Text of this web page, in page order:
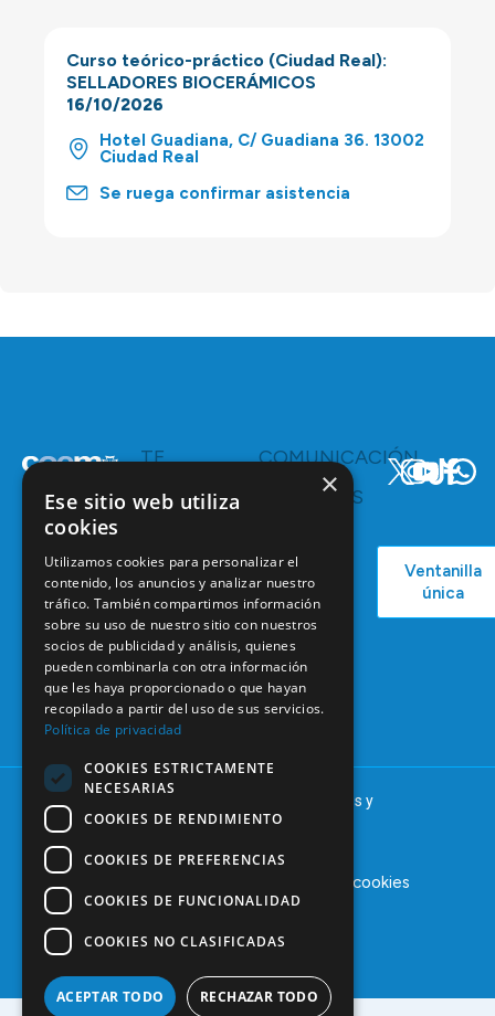
Curso teórico-práctico (Ciudad Real):
SELLADORES BIOCERÁMICOS
16/10/2026
Hotel Guadiana, C/ Guadiana 36. 13002
Ciudad Real
Se ruega confirmar asistencia
C/ Mauricio
Legendre,
28046
Madrid
91 561 29 05
informacion@coem.org.es
TE
Servicios y
Bolsa de
Empleo
Formación
Continuada
Tablón de
anuncios
COMUNICACIÓN
RECURSOS
Podcast
Actualidad
Ventanilla
única
© 2025 – COEM – Colegio Oficial de Odontólogos y
Estomatólogos de la I región
Aviso legal Política de cookies
×
Ese sitio web utiliza
cookies
Utilizamos cookies para personalizar el
contenido, los anuncios y analizar nuestro
tráfico. También compartimos información
sobre su uso de nuestro sitio con nuestros
socios de publicidad y análisis, quienes
pueden combinarla con otra información
que les haya proporcionado o que hayan
recopilado a partir del uso de sus servicios.
Política de privacidad
COOKIES ESTRICTAMENTE
NECESARIAS
COOKIES DE RENDIMIENTO
COOKIES DE PREFERENCIAS
COOKIES DE FUNCIONALIDAD
COOKIES NO CLASIFICADAS
ACEPTAR TODO RECHAZAR TODO